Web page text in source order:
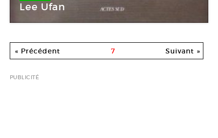
Lee Ufan
« Précédent 7 Suivant »
PUBLICITÉ